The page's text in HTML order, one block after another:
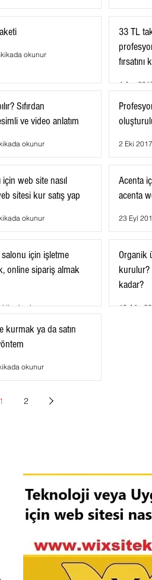
okunur
33 TL
fırsatını
4 Ara
Sıfırdan
ve video anlatım
okunur 2 Eki 2017
için web site nasıl
sitesi kur satış yap
okunur
Acenta
acenta
23 Eyl
için işletme
online sipariş almak
okunur
Organik
kurulur?
kadar?
19 Ağu
kurmak ya da satın
okunur
1 2